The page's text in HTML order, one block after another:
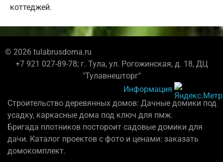
коттеджей.
© 2026 tulabrusdoma.ru
+7 921 027-89-78; г. Тула, ул. Рогожинская, д. 18, ДЦ
"Тулавнешторг"
Информация
Строительство деревянных домов: Дачные домики под
усадку, каркасные дома под ключ для пмж.
Бригада плотников постороит садовые домики для
дачи. Каталог проектов с фото и ценами: заказать
домокомплект.